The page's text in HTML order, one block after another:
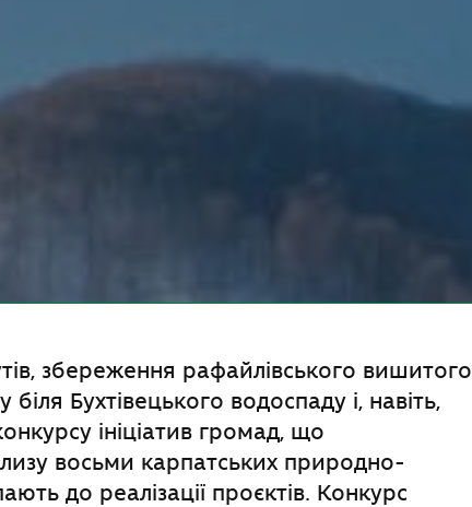
збереження рафайлівського вишитого
Бухтівецького водоспаду і, навіть,
ініціатив громад, що
восьми карпатських природно-
до реалізації проєктів. Конкурс